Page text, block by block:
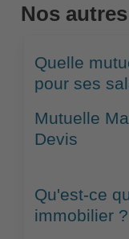
Nos
Quelle
pour ses
Mutuelle
Devis
Qu'est-ce
immobilier ?